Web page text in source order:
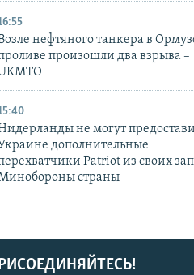
нефтяного танкера в
произошли два взрыва –
не могут
дополнительные
Patriot из своих
страны